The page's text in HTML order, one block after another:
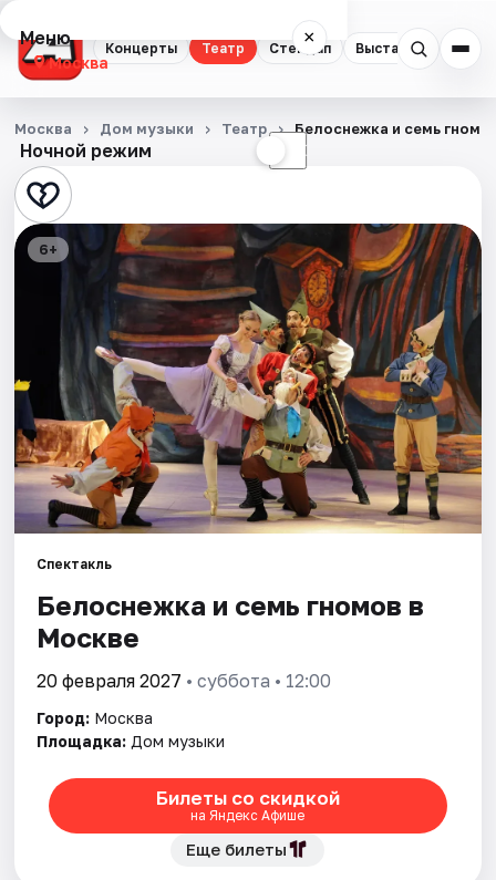
Концерты Театр Стендап Выставки
Меню ×
Москва
Концерты
Театр
Стендап
Квесты
Экскурсии
Спорт
События
Площадки
Артисты
Ночной режим ☾
Москва Дом музыки Театр Белоснежка и семь
6+
Спектакль
Белоснежка и семь гномов в
Москве
20 февраля 2027 • суббота • 12:00
Город: Москва
Площадка: Дом музыки
Билеты со скидкой
на Яндекс Афише
Еще билеты